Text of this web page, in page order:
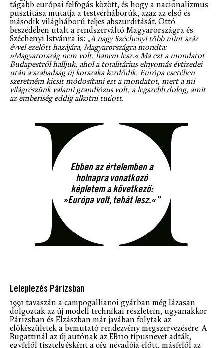
tágabb európai felfogás között, és hogy a nacionalizmus
pusztítása mutatja a testvérháborúk, azaz az első és
második világháború teljes abszurditását. Ottó
beszédében utalt a rendszerváltó Magyarországra és
Széchenyi Istvánra is: „A nagy Széchenyi több mint száz
évvel ezelőtt hazájára, Magyarországra mondta:
»Magyarország nem volt, hanem lesz.« Ma ezt a mondatot
Budapestről halljuk, ahol a totalitárius elnyomás évtizedei
után a szabadság új korszaka kezdődik. Európa esetében
szeretném kicsit módosítani ezt a mondatot, mert a mi
világrészünk valami grandiózus volt, a legszebb dolog, amit
az emberiség eddig alkotni tudott.
Ebben az értelemben a
holnapra vonatkozó
képletem a következő:
»Európa volt, tehát lesz.«”
Leleplezés Párizsban
1991 tavaszán a campogallianoi gyárban még lázasan
dolgoztak az új modell technikai részletein, ugyanakkor
Párizsban és Elzászban már javában folytak az
előkészületek a bemutató rendezvény megszervezésére. A
Bugattinál az új autónak az EB110 típusnevet adták,
egyfelől tisztelgésként a cég névadója előtt, másfelől az